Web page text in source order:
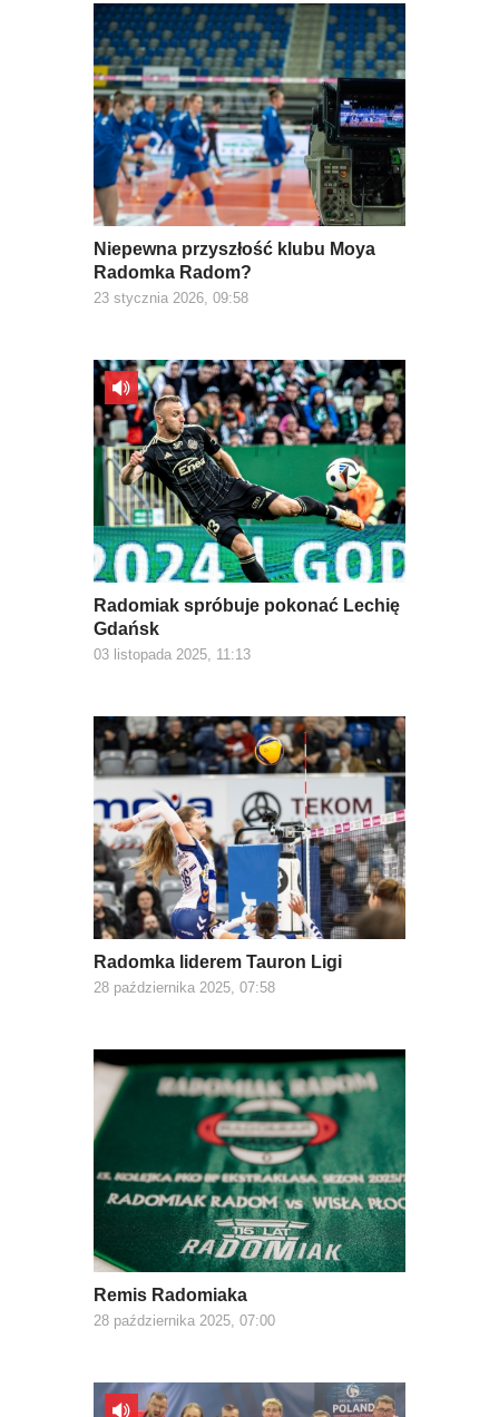
Niepewna przyszłość klubu Moya
Radomka Radom?
23 stycznia 2026, 09:58
Radomiak spróbuje pokonać Lechię
Gdańsk
03 listopada 2025, 11:13
Radomka liderem Tauron Ligi
28 października 2025, 07:58
Remis Radomiaka
28 października 2025, 07:00